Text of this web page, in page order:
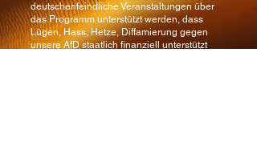
deutschenfeindliche Veranstaltungen über
das Programm unterstützt werden, dass
Lügen, Hass, Hetze, Diffamierung gegen
unsere AfD staatlich finanziell unterstützt